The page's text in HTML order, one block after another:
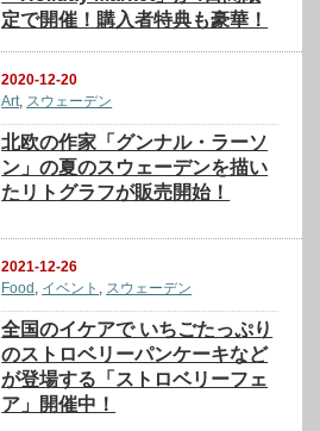
定で開催！購入者特典も豪華！
2020-12-20
Art, スウェーデン
北欧の作家「グンナル・ラーソ
ン」の夏のスウェーデンを描い
たリトグラフが販売開始！
2021-12-26
Food イベント スウェーデン
全国のイケアで いちごたっぷり
のストロベリーパンケーキなど
が登場する「ストロベリーフェ
ア」開催中！